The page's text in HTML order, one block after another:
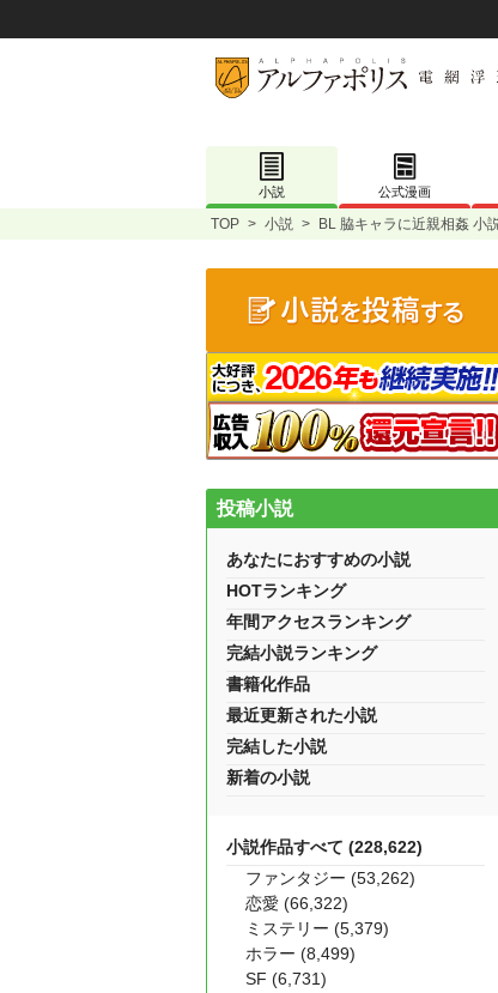
小説 公式漫画
TOP > 小説 > BL 脇キャラに近親相姦 小
投稿小説
あなたにおすすめの小説
HOTランキング
年間アクセスランキング
完結小説ランキング
書籍化作品
最近更新された小説
完結した小説
新着の小説
小説作品すべて (228,622)
ファンタジー (53,262)
恋愛 (66,322)
ミステリー (5,379)
ホラー (8,499)
SF (6,731)